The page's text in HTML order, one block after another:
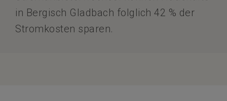
in Bergisch Gladbach folglich 42 % der
Stromkosten sparen.